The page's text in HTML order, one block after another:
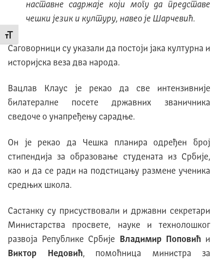
Промени величину слова
наставне садржаје који могу да представе
чешки језик и културу, навео је Шарчевић.
Саговорници су указали да постоји јака културна и
историјска веза два народа.
Вацлав Клаус је рекао да све интензивније
билатералне посете државних званичника
сведоче о унапређењу сарадње.
Он је рекао да Чешка планира одређен број
стипендија за образовање студената из Србије,
као и да се ради на подстицању размене ученика
средњих школа.
Састанку су присуствовали и државни секретари
Министарства просвете, науке и технолошког
развоја Републике Србије
Владимир Поповићи
Виктор Недовић, помоћница министра за